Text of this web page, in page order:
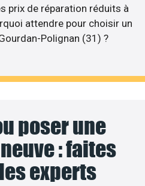
prix de réparation réduits à
attendre pour choisir un
Polignan (31) ?
poser une
: faites
experts